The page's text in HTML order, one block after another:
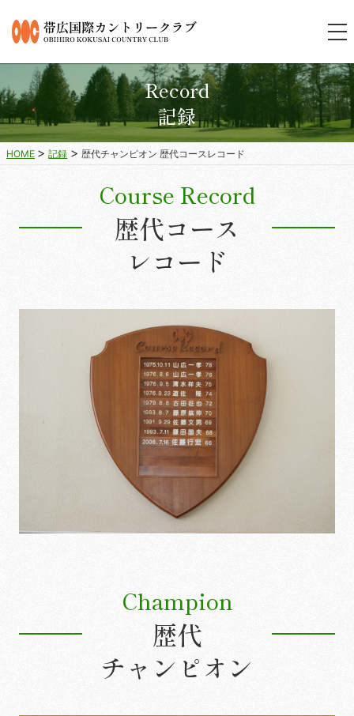
記録
Record
HOME 記録 歴代チャンピオン 歴代コースレコード
Course Record
歴代コース
レコード
Champion
歴代
チャンピオン